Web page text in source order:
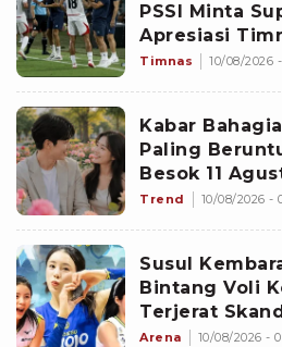
PSSI Minta
Apresiasi
Mereka Telah
Timnas 10/08/2026
Kabar
Paling
Besok 11
Dapat Sinyal
Trend 10/08/2026 -
Susul
Bintang Voli
Terjerat
Eropa
Arena 10/08/2026 -